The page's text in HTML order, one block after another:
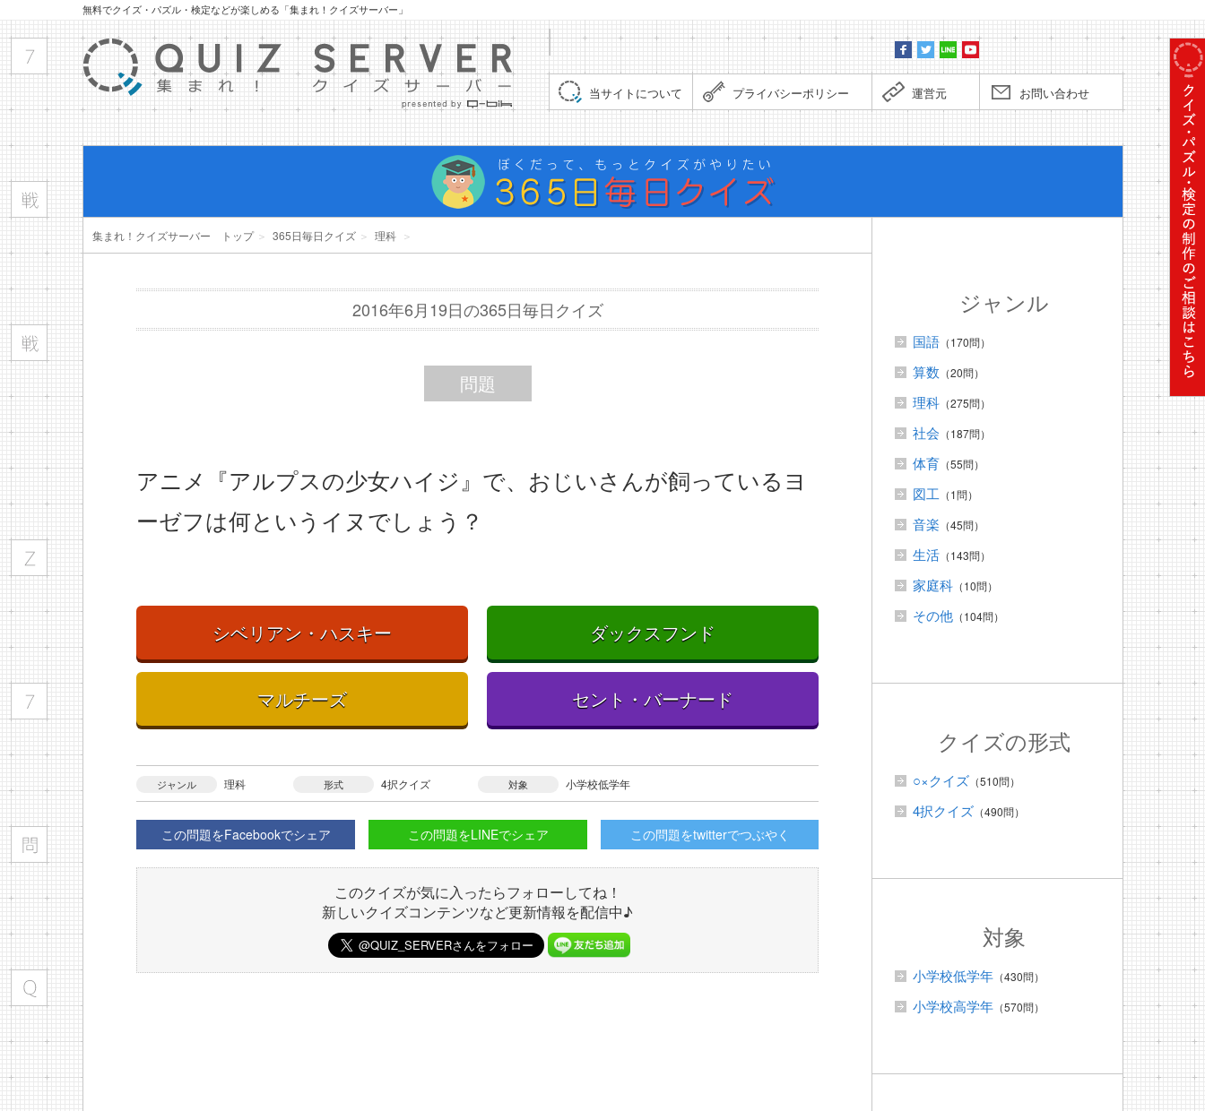
無料でクイズ・パズル・検定などが楽しめる「集まれ！クイズサーバー」
当サイトについて プライバシーポリシー 運営元 お問い合わせ
ぼくだ
集まれ！クイズサーバー トップ＞ 365日毎日クイズ ＞ 理科 ＞
2016年6月19日の365日毎日クイズ
問題
アニメ『アルプスの少女ハイジ』で、おじいさんが飼っているヨ
ーゼフは何というイヌでしょう？
シベリアン・ハスキー ダックスフンド
マルチーズ セント・バーナード
ジャンル 理科 形式 4択クイズ 対象 小学校低学年
この問題をFacebookでシェア この問題をLINEでシェア この問題をtwitterでつぶやく
このクイズが気に入ったらフォローしてね！
新しいクイズコンテンツなど更新情報を配信中♪
ジャンル
国語 （170問）
算数 （20問）
理科 （275問）
社会 （187問）
体育 （55問）
図工 （1問）
音楽 （45問）
生活 （143問）
家庭科 （10問）
その他 （104問）
クイズの形式
○×クイズ （510問）
4択クイズ （490問）
対象
小学校低学年 （430問）
小学校高学年 （570問）